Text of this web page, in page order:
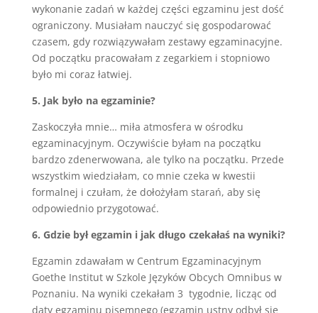
wykonanie zadań w każdej części egzaminu jest dość
ograniczony. Musiałam nauczyć się gospodarować
czasem, gdy rozwiązywałam zestawy egzaminacyjne.
Od początku pracowałam z zegarkiem i stopniowo
było mi coraz łatwiej.
5. Jak było na egzaminie?
Zaskoczyła mnie… miła atmosfera w ośrodku
egzaminacyjnym. Oczywiście byłam na początku
bardzo zdenerwowana, ale tylko na początku. Przede
wszystkim wiedziałam, co mnie czeka w kwestii
formalnej i czułam, że dołożyłam starań, aby się
odpowiednio przygotować.
6. Gdzie był egzamin i jak długo czekałaś na wyniki?
Egzamin zdawałam w Centrum Egzaminacyjnym
Goethe Institut w Szkole Języków Obcych Omnibus w
Poznaniu. Na wyniki czekałam 3 tygodnie, licząc od
daty egzaminu pisemnego (egzamin ustny odbył się